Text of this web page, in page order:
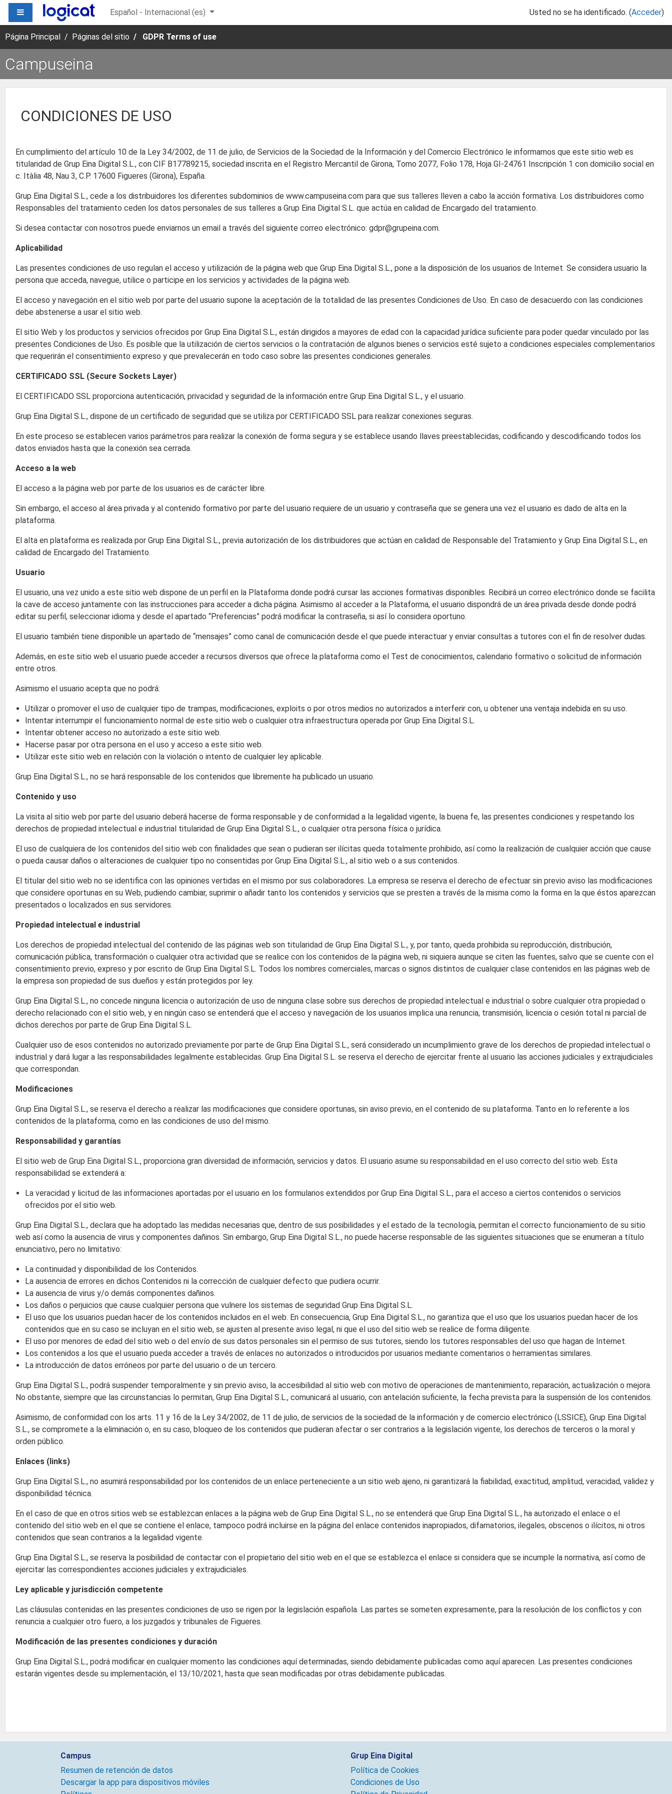
Salta al contenido principal
PANEL LATERAL Español - Internacional ‎(es)‎ Usted no se ha identificado. (Acceder)
Página Principal Páginas del sitio GDPR Terms of use
Campuseina
CONDICIONES DE USO
En cumplimiento del artículo 10 de la Ley 34/2002, de 11 de julio, de Servicios de la Sociedad de la Información y del Comercio Electrónico le informamos que este sitio web es
titularidad de Grup Eina Digital S.L., con CIF B17789215, sociedad inscrita en el Registro Mercantil de Girona, Tomo 2077, Folio 178, Hoja GI-24761 Inscripción 1 con domicilio social en
c. Itàlia 48, Nau 3, C.P. 17600 Figueres (Girona), España.
Grup Eina Digital S.L., cede a los distribuidores los diferentes subdominios de www.campuseina.com para que sus talleres lleven a cabo la acción formativa. Los distribuidores como
Responsables del tratamiento ceden los datos personales de sus talleres a Grup Eina Digital S.L. que actúa en calidad de Encargado del tratamiento.
Si desea contactar con nosotros puede enviarnos un email a través del siguiente correo electrónico: gdpr@grupeina.com.
Aplicabilidad
Las presentes condiciones de uso regulan el acceso y utilización de la página web que Grup Eina Digital S.L., pone a la disposición de los usuarios de Internet. Se considera usuario la
persona que acceda, navegue, utilice o participe en los servicios y actividades de la página web.
El acceso y navegación en el sitio web por parte del usuario supone la aceptación de la totalidad de las presentes Condiciones de Uso. En caso de desacuerdo con las condiciones
debe abstenerse a usar el sitio web.
El sitio Web y los productos y servicios ofrecidos por Grup Eina Digital S.L., están dirigidos a mayores de edad con la capacidad jurídica suficiente para poder quedar vinculado por las
presentes Condiciones de Uso. Es posible que la utilización de ciertos servicios o la contratación de algunos bienes o servicios esté sujeto a condiciones especiales complementarios
que requerirán el consentimiento expreso y que prevalecerán en todo caso sobre las presentes condiciones generales.
CERTIFICADO SSL (Secure Sockets Layer)
El CERTIFICADO SSL proporciona autenticación, privacidad y seguridad de la información entre Grup Eina Digital S.L., y el usuario.
Grup Eina Digital S.L., dispone de un certificado de seguridad que se utiliza por CERTIFICADO SSL para realizar conexiones seguras.
En este proceso se establecen varios parámetros para realizar la conexión de forma segura y se establece usando llaves preestablecidas, codificando y descodificando todos los
datos enviados hasta que la conexión sea cerrada.
Acceso a la web
El acceso a la página web por parte de los usuarios es de carácter libre.
Sin embargo, el acceso al área privada y al contenido formativo por parte del usuario requiere de un usuario y contraseña que se genera una vez el usuario es dado de alta en la
plataforma.
El alta en plataforma es realizada por Grup Eina Digital S.L., previa autorización de los distribuidores que actúan en calidad de Responsable del Tratamiento y Grup Eina Digital S.L., en
calidad de Encargado del Tratamiento.
Usuario
El usuario, una vez unido a este sitio web dispone de un perfil en la Plataforma donde podrá cursar las acciones formativas disponibles. Recibirá un correo electrónico donde se facilita
la cave de acceso juntamente con las instrucciones para acceder a dicha página. Asimismo al acceder a la Plataforma, el usuario dispondrá de un área privada desde donde podrá
editar su perfil, seleccionar idioma y desde el apartado “Preferencias” podrá modificar la contraseña, si así lo considera oportuno.
El usuario también tiene disponible un apartado de “mensajes” como canal de comunicación desde el que puede interactuar y enviar consultas a tutores con el fin de resolver dudas.
Además, en este sitio web el usuario puede acceder a recursos diversos que ofrece la plataforma como el Test de conocimientos, calendario formativo o solicitud de información
entre otros.
Asimismo el usuario acepta que no podrá:
Utilizar o promover el uso de cualquier tipo de trampas, modificaciones, exploits o por otros medios no autorizados a interferir con, u obtener una ventaja indebida en su uso.
Intentar interrumpir el funcionamiento normal de este sitio web o cualquier otra infraestructura operada por Grup Eina Digital S.L.
Intentar obtener acceso no autorizado a este sitio web.
Hacerse pasar por otra persona en el uso y acceso a este sitio web.
Utilizar este sitio web en relación con la violación o intento de cualquier ley aplicable.
Grup Eina Digital S.L., no se hará responsable de los contenidos que libremente ha publicado un usuario.
Contenido y uso
La visita al sitio web por parte del usuario deberá hacerse de forma responsable y de conformidad a la legalidad vigente, la buena fe, las presentes condiciones y respetando los
derechos de propiedad intelectual e industrial titularidad de Grup Eina Digital S.L., o cualquier otra persona física o jurídica.
El uso de cualquiera de los contenidos del sitio web con finalidades que sean o pudieran ser ilícitas queda totalmente prohibido, así como la realización de cualquier acción que cause
o pueda causar daños o alteraciones de cualquier tipo no consentidas por Grup Eina Digital S.L., al sitio web o a sus contenidos.
El titular del sitio web no se identifica con las opiniones vertidas en el mismo por sus colaboradores. La empresa se reserva el derecho de efectuar sin previo aviso las modificaciones
que considere oportunas en su Web, pudiendo cambiar, suprimir o añadir tanto los contenidos y servicios que se presten a través de la misma como la forma en la que éstos aparezcan
presentados o localizados en sus servidores.
Propiedad intelectual e industrial
Los derechos de propiedad intelectual del contenido de las páginas web son titularidad de Grup Eina Digital S.L., y, por tanto, queda prohibida su reproducción, distribución,
comunicación pública, transformación o cualquier otra actividad que se realice con los contenidos de la página web, ni siquiera aunque se citen las fuentes, salvo que se cuente con el
consentimiento previo, expreso y por escrito de Grup Eina Digital S.L. Todos los nombres comerciales, marcas o signos distintos de cualquier clase contenidos en las páginas web de
la empresa son propiedad de sus dueños y están protegidos por ley.
Grup Eina Digital S.L., no concede ninguna licencia o autorización de uso de ninguna clase sobre sus derechos de propiedad intelectual e industrial o sobre cualquier otra propiedad o
derecho relacionado con el sitio web, y en ningún caso se entenderá que el acceso y navegación de los usuarios implica una renuncia, transmisión, licencia o cesión total ni parcial de
dichos derechos por parte de Grup Eina Digital S.L.
Cualquier uso de esos contenidos no autorizado previamente por parte de Grup Eina Digital S.L., será considerado un incumplimiento grave de los derechos de propiedad intelectual o
industrial y dará lugar a las responsabilidades legalmente establecidas. Grup Eina Digital S.L. se reserva el derecho de ejercitar frente al usuario las acciones judiciales y extrajudiciales
que correspondan.
Modificaciones
Grup Eina Digital S.L., se reserva el derecho a realizar las modificaciones que considere oportunas, sin aviso previo, en el contenido de su plataforma. Tanto en lo referente a los
contenidos de la plataforma, como en las condiciones de uso del mismo.
Responsabilidad y garantías
El sitio web de Grup Eina Digital S.L., proporciona gran diversidad de información, servicios y datos. El usuario asume su responsabilidad en el uso correcto del sitio web. Esta
responsabilidad se extenderá a:
La veracidad y licitud de las informaciones aportadas por el usuario en los formularios extendidos por Grup Eina Digital S.L., para el acceso a ciertos contenidos o servicios
ofrecidos por el sitio web.
Grup Eina Digital S.L., declara que ha adoptado las medidas necesarias que, dentro de sus posibilidades y el estado de la tecnología, permitan el correcto funcionamiento de su sitio
web así como la ausencia de virus y componentes dañinos. Sin embargo, Grup Eina Digital S.L., no puede hacerse responsable de las siguientes situaciones que se enumeran a título
enunciativo, pero no limitativo:
La continuidad y disponibilidad de los Contenidos.
La ausencia de errores en dichos Contenidos ni la corrección de cualquier defecto que pudiera ocurrir.
La ausencia de virus y/o demás componentes dañinos.
Los daños o perjuicios que cause cualquier persona que vulnere los sistemas de seguridad Grup Eina Digital S.L.
El uso que los usuarios puedan hacer de los contenidos incluidos en el web. En consecuencia, Grup Eina Digital S.L., no garantiza que el uso que los usuarios puedan hacer de los
contenidos que en su caso se incluyan en el sitio web, se ajusten al presente aviso legal, ni que el uso del sitio web se realice de forma diligente.
El uso por menores de edad del sitio web o del envío de sus datos personales sin el permiso de sus tutores, siendo los tutores responsables del uso que hagan de Internet.
Los contenidos a los que el usuario pueda acceder a través de enlaces no autorizados o introducidos por usuarios mediante comentarios o herramientas similares.
La introducción de datos erróneos por parte del usuario o de un tercero.
Grup Eina Digital S.L., podrá suspender temporalmente y sin previo aviso, la accesibilidad al sitio web con motivo de operaciones de mantenimiento, reparación, actualización o mejora.
No obstante, siempre que las circunstancias lo permitan, Grup Eina Digital S.L., comunicará al usuario, con antelación suficiente, la fecha prevista para la suspensión de los contenidos.
Asimismo, de conformidad con los arts. 11 y 16 de la Ley 34/2002, de 11 de julio, de servicios de la sociedad de la información y de comercio electrónico (LSSICE), Grup Eina Digital
S.L., se compromete a la eliminación o, en su caso, bloqueo de los contenidos que pudieran afectar o ser contrarios a la legislación vigente, los derechos de terceros o la moral y
orden público.
Enlaces (links)
Grup Eina Digital S.L., no asumirá responsabilidad por los contenidos de un enlace perteneciente a un sitio web ajeno, ni garantizará la fiabilidad, exactitud, amplitud, veracidad, validez y
disponibilidad técnica.
En el caso de que en otros sitios web se establezcan enlaces a la página web de Grup Eina Digital S.L., no se entenderá que Grup Eina Digital S.L., ha autorizado el enlace o el
contenido del sitio web en el que se contiene el enlace, tampoco podrá incluirse en la página del enlace contenidos inapropiados, difamatorios, ilegales, obscenos o ilícitos, ni otros
contenidos que sean contrarios a la legalidad vigente.
Grup Eina Digital S.L., se reserva la posibilidad de contactar con el propietario del sitio web en el que se establezca el enlace si considera que se incumple la normativa, así como de
ejercitar las correspondientes acciones judiciales y extrajudiciales.
Ley aplicable y jurisdicción competente
Las cláusulas contenidas en las presentes condiciones de uso se rigen por la legislación española. Las partes se someten expresamente, para la resolución de los conflictos y con
renuncia a cualquier otro fuero, a los juzgados y tribunales de Figueres.
Modificación de las presentes condiciones y duración
Grup Eina Digital S.L., podrá modificar en cualquier momento las condiciones aquí determinadas, siendo debidamente publicadas como aquí aparecen. Las presentes condiciones
estarán vigentes desde su implementación, el 13/10/2021, hasta que sean modificadas por otras debidamente publicadas.
Campus
Resumen de retención de datos
Descargar la app para dispositivos móviles
Grup Eina Digital
Política de Cookies
Condiciones de Uso